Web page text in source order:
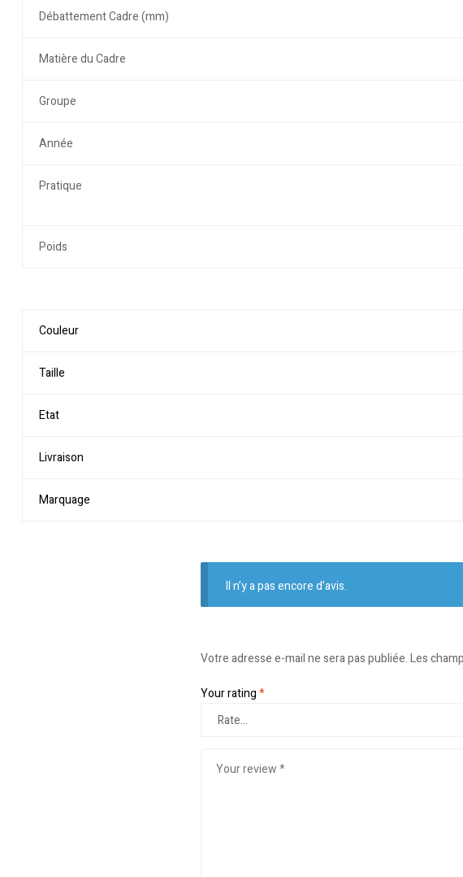
Débattement Cadre (mm)
Matière du Cadre
Groupe
Année
Pratique
Poids
Couleur
Taille
Etat
Livraison
Marquage
Il n’y a pas encore d’avis.
Votre adresse e-mail ne sera pas publiée.Les
Your rating*